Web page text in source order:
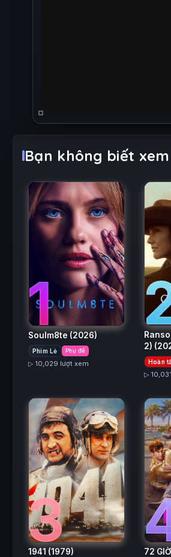
Bạn không biết
1
Soulm8te (2026)
Phim Lẻ Phụ đề
▷ 10,029 lượt xem
2)
Hoàn
▷
3
1941 (1979) 72 GIỜ